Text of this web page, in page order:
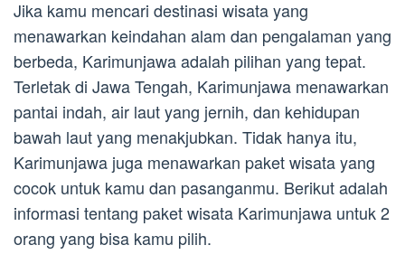
Jika kamu mencari destinasi wisata yang
menawarkan keindahan alam dan pengalaman yang
berbeda, Karimunjawa adalah pilihan yang tepat.
Terletak di Jawa Tengah, Karimunjawa menawarkan
pantai indah, air laut yang jernih, dan kehidupan
bawah laut yang menakjubkan. Tidak hanya itu,
Karimunjawa juga menawarkan paket wisata yang
cocok untuk kamu dan pasanganmu. Berikut adalah
informasi tentang paket wisata Karimunjawa untuk 2
orang yang bisa kamu pilih.